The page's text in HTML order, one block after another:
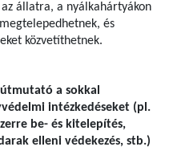
állatra, a nyálkahártyákon
és
közvetíthetnek.
a sokkal
intézkedéseket (pl.
be- és kitelepítés,
elleni védekezés, stb.)